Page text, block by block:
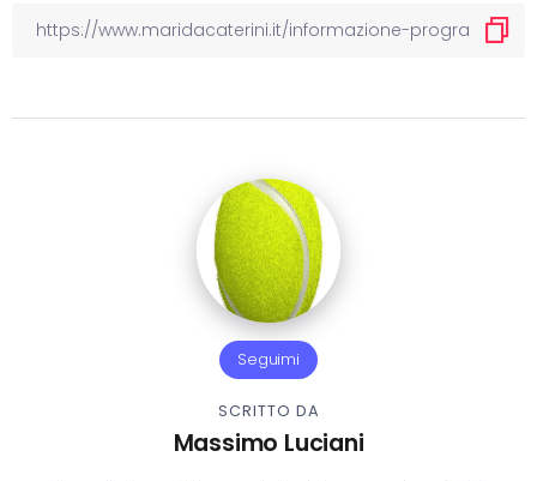
Seguimi
SCRITTO DA
Massimo Luciani